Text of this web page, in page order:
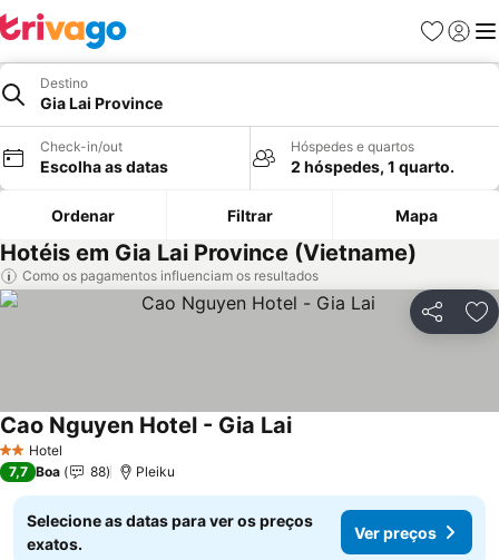
Favoritos
Iniciar
Destino
Gia Lai Province
Check-in/out
Escolha as datas
Hóspedes e quartos
2 hóspedes, 1 quarto.
Ordenar Filtrar Mapa
Hotéis em Gia Lai Province (Vietname)
Como os pagamentos influenciam os resultados
Partilhar
2 Estrelas
Hotel
Cao Nguyen Hotel - Gia Lai
7,7 Boa 88 Pleiku
Selecione as datas para ver os preços
exatos.
Ver preços